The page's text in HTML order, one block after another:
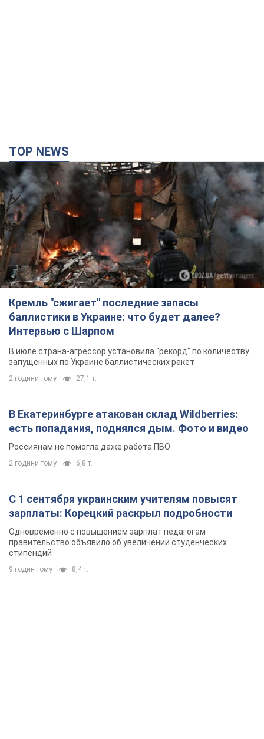
TOP NEWS
Кремль "сжигает" последние запасы
баллистики в Украине: что будет далее?
Интервью с Шарпом
В июле страна-агрессор установила "рекорд" по количеству
запущенных по Украине баллистических ракет
2 години тому 27,1 т.
В Екатеринбурге атакован склад Wildberries:
есть попадания, поднялся дым. Фото и видео
Россиянам не помогла даже работа ПВО
2 години тому 6,8 т.
С 1 сентября украинским учителям повысят
зарплаты: Корецкий раскрыл подробности
Одновременно с повышением зарплат педагогам
правительство объявило об увеличении студенческих
стипендий
9 годин тому 8,4 т.